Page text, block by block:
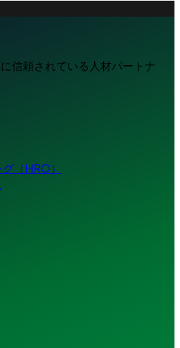
信頼されている人材パートナ
（HRO）